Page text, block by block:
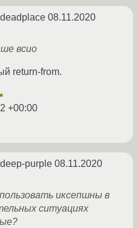
08.11.2020
всио
return-from.
+00:00
purple 08.11.2020
иксепшны в
ситуациях